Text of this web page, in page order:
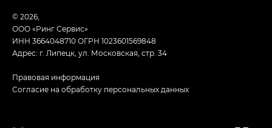
© 2026,
ООО «Ринг Сервис»
ИНН 3664048710ОГРН 1023601569848
Адрес: г. Липецк, ул. Московская, стр. 34
Правовая информация
Согласие на обработку персональных данных